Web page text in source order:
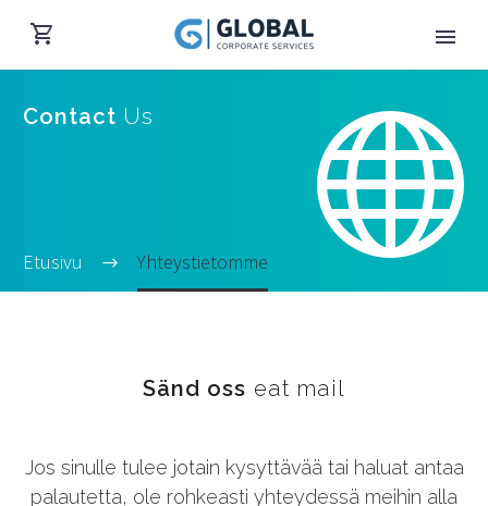


Contact Us
Etusivu Yhteystietomme
Sänd oss eat mail
Jos sinulle tulee jotain kysyttävää tai haluat antaa
palautetta, ole rohkeasti yhteydessä meihin alla